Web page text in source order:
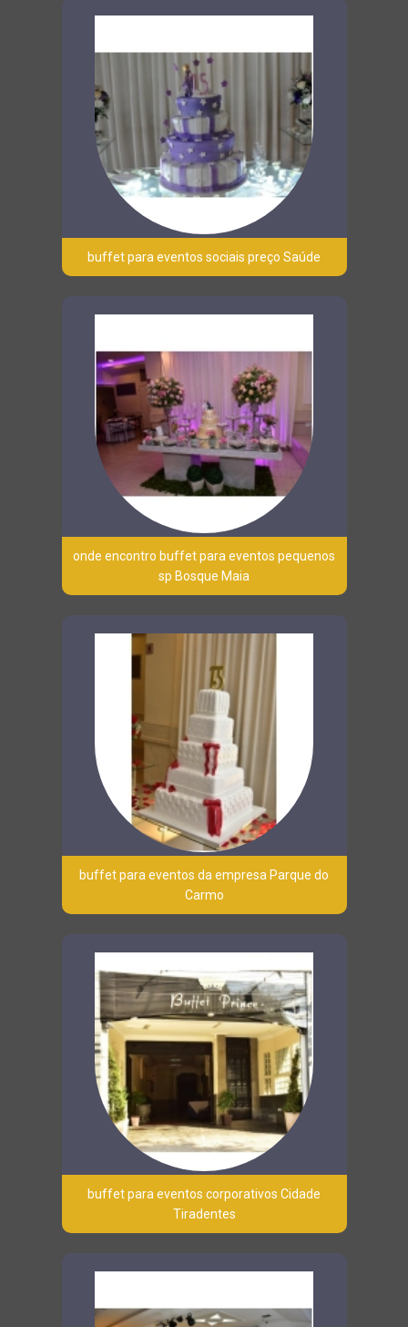
buffet para eventos sociais preço Saúde
onde encontro buffet para eventos pequenos
sp Bosque Maia
buffet para eventos da empresa Parque do
Carmo
buffet para eventos corporativos Cidade
Tiradentes